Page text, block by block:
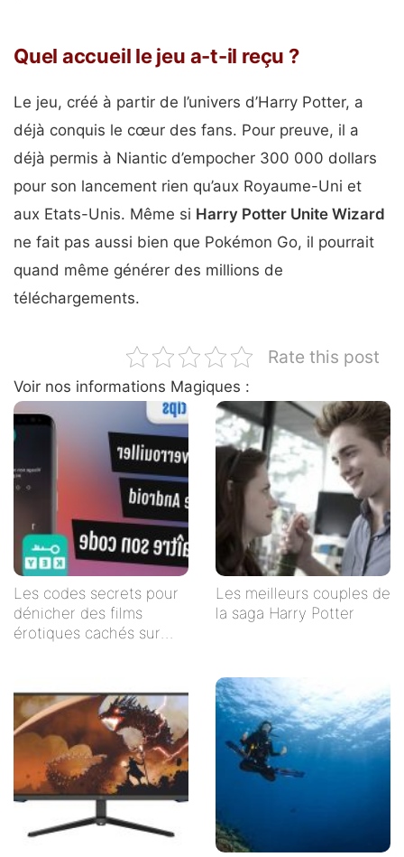
Quel accueil le jeu a-t-il reçu ?
Le jeu, créé à partir de l’univers d’Harry Potter, a
déjà conquis le cœur des fans. Pour preuve, il a
déjà permis à Niantic d’empocher 300 000 dollars
pour son lancement rien qu’aux Royaume-Uni et
aux Etats-Unis. Même si Harry Potter Unite Wizard
ne fait pas aussi bien que Pokémon Go, il pourrait
quand même générer des millions de
téléchargements.
Rate this post
Voir nos informations Magiques :
Les codes secrets pour
dénicher des films
érotiques cachés sur
Les meilleurs couples de
la saga Harry Potter